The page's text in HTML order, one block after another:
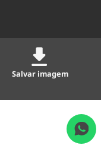
Salvar imagem